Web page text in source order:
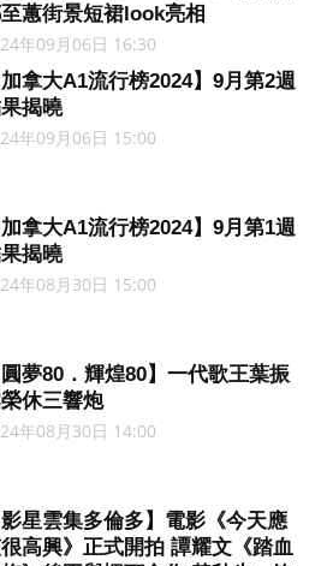
蕙街景短裙look亮相
年09月06日 16:30
加拿大A1流行榜2024】9月第2週
揭曉
年09月06日 15:00
加拿大A1流行榜2024】9月第1週
揭曉
年08月30日 15:00
圓夢80．輝煌80】一代歌王葉振
休三響炮
年08月30日 14:00
影星雲集多倫多】電影《今天應
高興》正式開拍 譚耀文《踏血